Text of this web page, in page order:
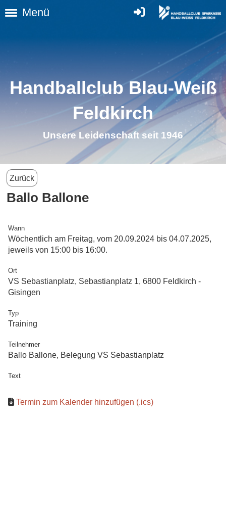
Menü
Handballclub Blau-Weiß
Feldkirch
Unsere Leidenschaft seit 1946
Zurück
Ballo Ballone
Wann
Wöchentlich am Freitag, vom 20.09.2024 bis 04.07.2025,
jeweils von 15:00 bis 16:00.
Ort
VS Sebastianplatz, Sebastianplatz 1, 6800 Feldkirch -
Gisingen
Typ
Training
Teilnehmer
Ballo Ballone, Belegung VS Sebastianplatz
Text
Termin zum Kalender hinzufügen (.ics)